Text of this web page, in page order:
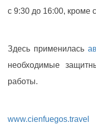
с 9:30 до 16:00,
Здесь применилась
необходимые
работы.
www.cienfuegos.travel